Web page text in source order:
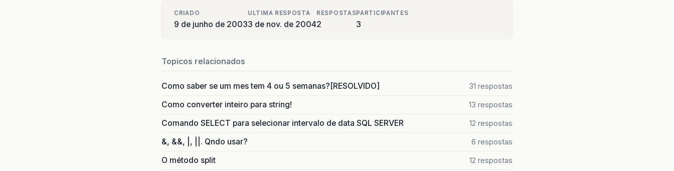
CRIADO
9 de junho de 2003
ULTIMA RESPOSTA
3 de nov. de 2004
RESPOSTAS
2
PARTICIPANTES
3
Topicos relacionados
Como saber se um mes tem 4 ou 5 semanas?[RESOLVIDO] 31 respostas
Como converter inteiro para string! 13 respostas
Comando SELECT para selecionar intervalo de data SQL SERVER 12 respostas
&, &&, |, ||. Qndo usar? 6 respostas
O método split 12 respostas